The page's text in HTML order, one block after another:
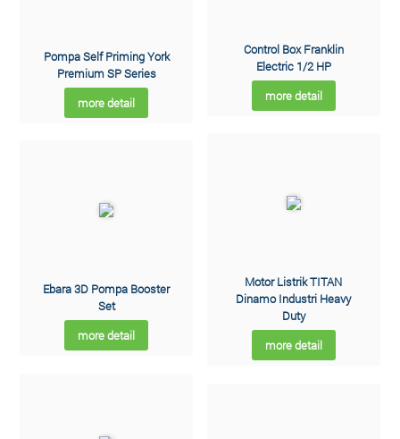
Pompa Self Priming York
Premium SP Series
more detail
Ebara 3D Pompa Booster
Set
more detail
Control Box Franklin
Electric 1/2 HP
more detail
Motor Listrik TITAN
Dinamo Industri Heavy
Duty
more detail